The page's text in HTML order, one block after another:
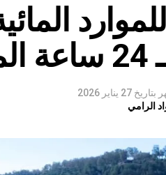
للموارد
بتاريخ 27 يناير 2026
الرامي